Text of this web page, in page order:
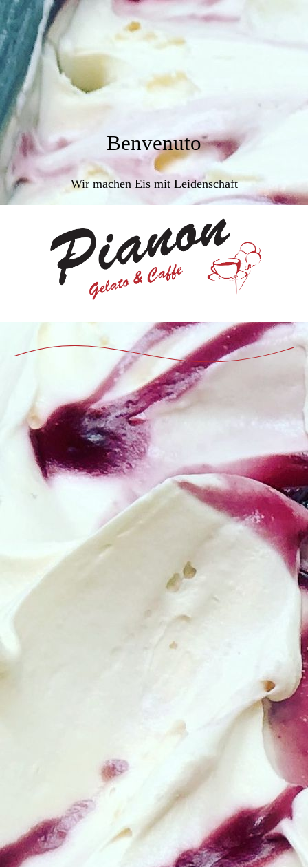
Benvenuto
Wir machen Eis mit Leidenschaft